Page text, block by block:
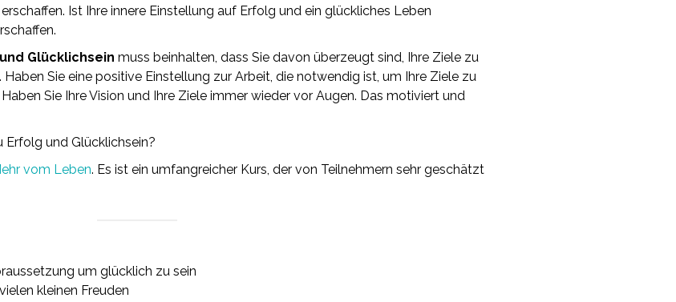
Ist Ihre innere Einstellung auf Erfolg und ein glückliches Leben
Glücklichsein muss beinhalten, dass Sie davon überzeugt sind, Ihre Ziele zu
Sie eine positive Einstellung zur Arbeit, die notwendig ist, um Ihre Ziele zu
Sie Ihre Vision und Ihre Ziele immer wieder vor Augen. Das motiviert und
Erfolg und Glücklichsein?
vom Leben. Es ist ein umfangreicher Kurs, der von Teilnehmern sehr geschätzt
um glücklich zu sein
kleinen Freuden